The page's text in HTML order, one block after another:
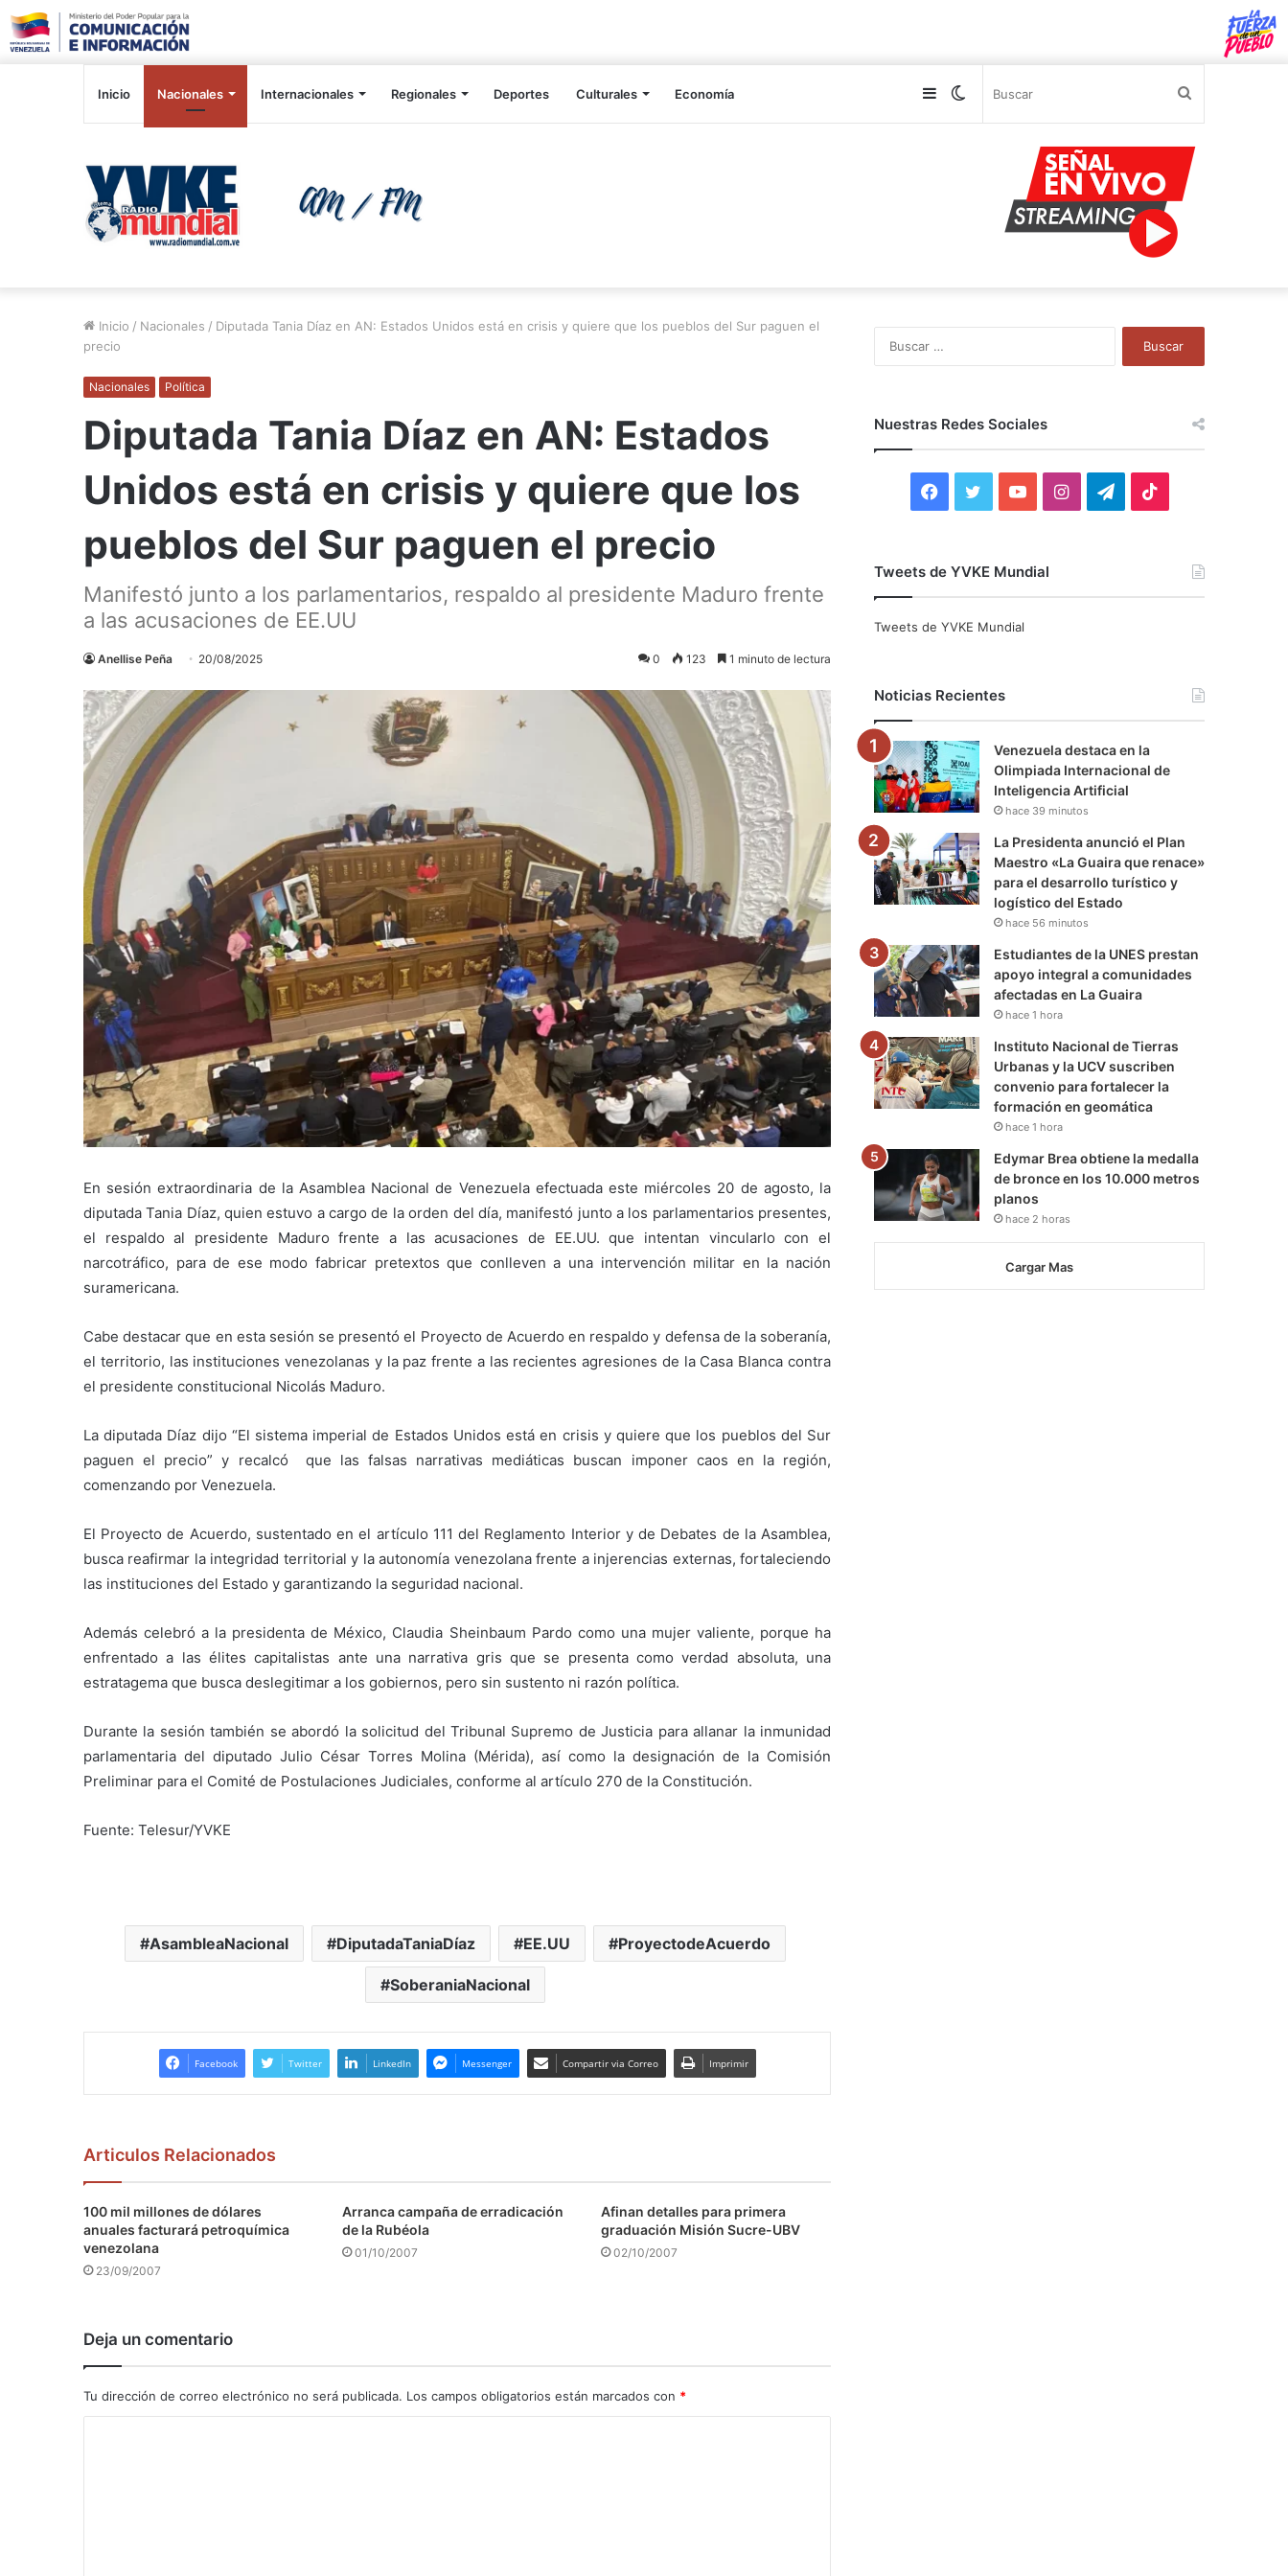
Inicio Nacionales Internacionales Regionales Deportes Culturales Economía Switch
Sidebar
Inicio / Nacionales / Diputada Tania Díaz en AN: Estados Unidos está en crisis y quiere que los pueblos del Sur paguen el
precio
Nacionales Política
Diputada Tania Díaz en AN: Estados
Unidos está en crisis y quiere que los
pueblos del Sur paguen el precio
Manifestó junto a los parlamentarios, respaldo al presidente Maduro frente
a las acusaciones de EE.UU
Anellise Peña 20/08/2025 0 123 1 minuto de lectura
En sesión extraordinaria de la Asamblea Nacional de Venezuela efectuada este miércoles 20 de agosto, la
diputada Tania Díaz, quien estuvo a cargo de la orden del día, manifestó junto a los parlamentarios presentes,
el respaldo al presidente Maduro frente a las acusaciones de EE.UU. que intentan vincularlo con el
narcotráfico, para de ese modo fabricar pretextos que conlleven a una intervención militar en la nación
suramericana.
Cabe destacar que en esta sesión se presentó el Proyecto de Acuerdo en respaldo y defensa de la soberanía,
el territorio, las instituciones venezolanas y la paz frente a las recientes agresiones de la Casa Blanca contra
el presidente constitucional Nicolás Maduro.
La diputada Díaz dijo “El sistema imperial de Estados Unidos está en crisis y quiere que los pueblos del Sur
paguen el precio” y recalcó que las falsas narrativas mediáticas buscan imponer caos en la región,
comenzando por Venezuela.
El Proyecto de Acuerdo, sustentado en el artículo 111 del Reglamento Interior y de Debates de la Asamblea,
busca reafirmar la integridad territorial y la autonomía venezolana frente a injerencias externas, fortaleciendo
las instituciones del Estado y garantizando la seguridad nacional.
Además celebró a la presidenta de México, Claudia Sheinbaum Pardo como una mujer valiente, porque ha
enfrentado a las élites capitalistas ante una narrativa gris que se presenta como verdad absoluta, una
estratagema que busca deslegitimar a los gobiernos, pero sin sustento ni razón política.
Durante la sesión también se abordó la solicitud del Tribunal Supremo de Justicia para allanar la inmunidad
parlamentaria del diputado Julio César Torres Molina (Mérida), así como la designación de la Comisión
Preliminar para el Comité de Postulaciones Judiciales, conforme al artículo 270 de la Constitución.
Fuente: Telesur/YVKE
AsambleaNacional DiputadaTaniaDíaz EE.UU ProyectodeAcuerdo
SoberaniaNacional
Facebook Twitter LinkedIn Messenger Compartir via Correo Imprimir
Articulos Relacionados
100 mil millones de dólares
anuales facturará petroquímica
venezolana
23/09/2007
Arranca campaña de erradicación
de la Rubéola
01/10/2007
Afinan detalles para primera
graduación Misión Sucre-UBV
02/10/2007
Deja un comentario
Tu dirección de correo electrónico no será publicada. Los campos obligatorios están marcados con *
Nuestras Redes Sociales
F
c
o
k
i
r
Y
u
e
I
r
a
m
T
a
m
Tweets de YVKE Mundial
Tweets de YVKE Mundial
Noticias Recientes
Venezuela destaca en la
Olimpiada Internacional de
Inteligencia Artificial
hace 39 minutos
La Presidenta anunció el Plan
Maestro «La Guaira que renace»
para el desarrollo turístico y
logístico del Estado
hace 56 minutos
Estudiantes de la UNES prestan
apoyo integral a comunidades
afectadas en La Guaira
hace 1 hora
Instituto Nacional de Tierras
Urbanas y la UCV suscriben
convenio para fortalecer la
formación en geomática
hace 1 hora
Edymar Brea obtiene la medalla
de bronce en los 10.000 metros
planos
hace 2 horas
Cargar Mas